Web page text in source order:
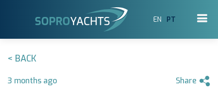
EN PT
< BACK
3 months ago Share